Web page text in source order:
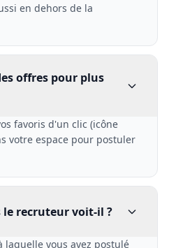
en dehors de la
offres pour plus
favoris d'un clic (icône
votre espace pour postuler
recruteur voit-il ?
vous avez postulé